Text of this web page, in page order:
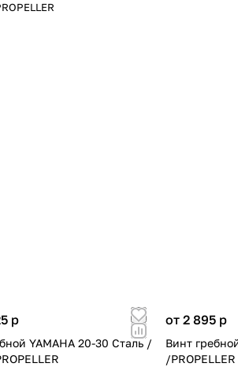
p
YAMAHA 20-30 Сталь /
от 2 895 p
Винт
/PROPELLER